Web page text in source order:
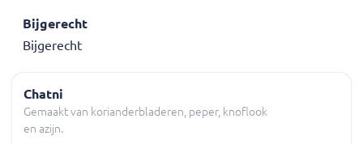
Bijgerecht
Bijgerecht
Chatni
Gemaakt van korianderbladeren, peper, knoflook
en azijn.